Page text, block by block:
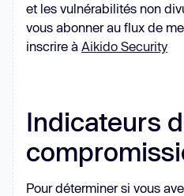
et les vulnérabilités non
vous abonner au flux de
inscrire à Aikido Security
Indicateurs
Pour déterminer si vous